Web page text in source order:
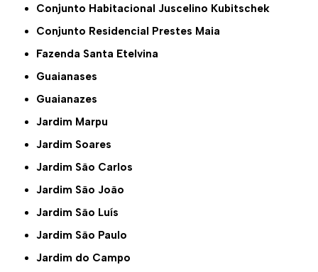
Conjunto Habitacional Juscelino Kubitschek
Conjunto Residencial Prestes Maia
Fazenda Santa Etelvina
Guaianases
Guaianazes
Jardim Marpu
Jardim Soares
Jardim São Carlos
Jardim São João
Jardim São Luís
Jardim São Paulo
Jardim do Campo